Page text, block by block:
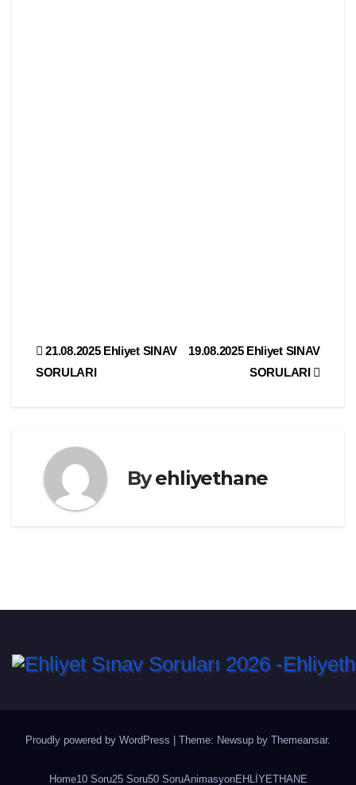
Yazı
19.08.2025 Ehliyet SINAV
SORULARI
21.08.2025 Ehliyet SINAV
SORULARI
Byehliyethane
Proudly powered by WordPress Theme: Newsup by Themeansar.
Home10 Soru25 Soru50 SoruAnimasyonEHLİYETHANE